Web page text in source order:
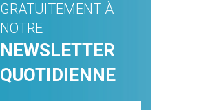
GRATUITEMENT À
NOTRE
NEWSLETTER
QUOTIDIENNE